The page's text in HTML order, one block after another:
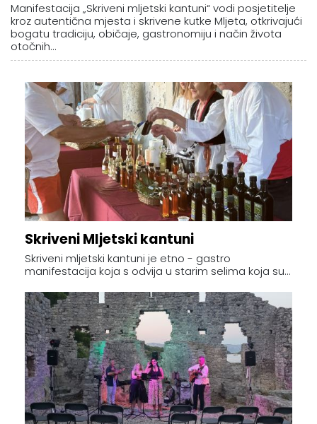
Manifestacija „Skriveni mljetski kantuni“ vodi posjetitelje
kroz autentična mjesta i skrivene kutke Mljeta, otkrivajući
bogatu tradiciju, običaje, gastronomiju i način života
otočnih...
Skriveni Mljetski kantuni
Skriveni mljetski kantuni je etno - gastro
manifestacija koja s odvija u starim selima koja su...